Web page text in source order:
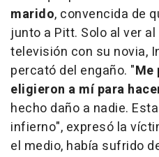
marido, convencida de
junto a Pitt. Solo al ver
televisión con su novia,
percató del engaño. "Me
eligieron a mí para
hecho daño a nadie.
infierno", expresó la
el medio, había sufrido